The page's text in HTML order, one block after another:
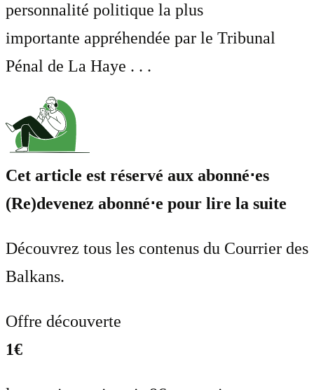
personnalité politique la plus
importante appréhendée par le Tribunal
Pénal de La Haye . . .
Cet article est réservé aux abonné⋅es
(Re)devenez abonné⋅e pour lire la suite
Découvrez tous les contenus du Courrier des
Balkans.
Offre découverte
1€